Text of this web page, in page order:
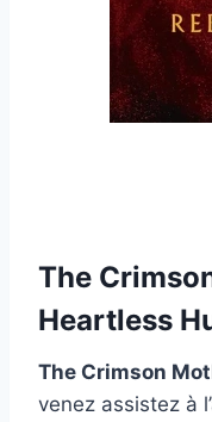
The
Heartless
The Crimson
venez assistez à